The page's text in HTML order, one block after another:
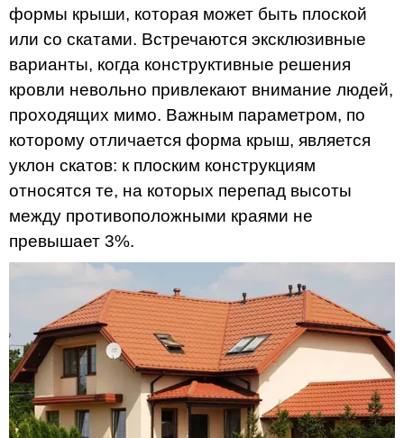
формы крыши, которая может быть плоской
или со скатами. Встречаются эксклюзивные
варианты, когда конструктивные решения
кровли невольно привлекают внимание людей,
проходящих мимо. Важным параметром, по
которому отличается форма крыш, является
уклон скатов: к плоским конструкциям
относятся те, на которых перепад высоты
между противоположными краями не
превышает 3%.